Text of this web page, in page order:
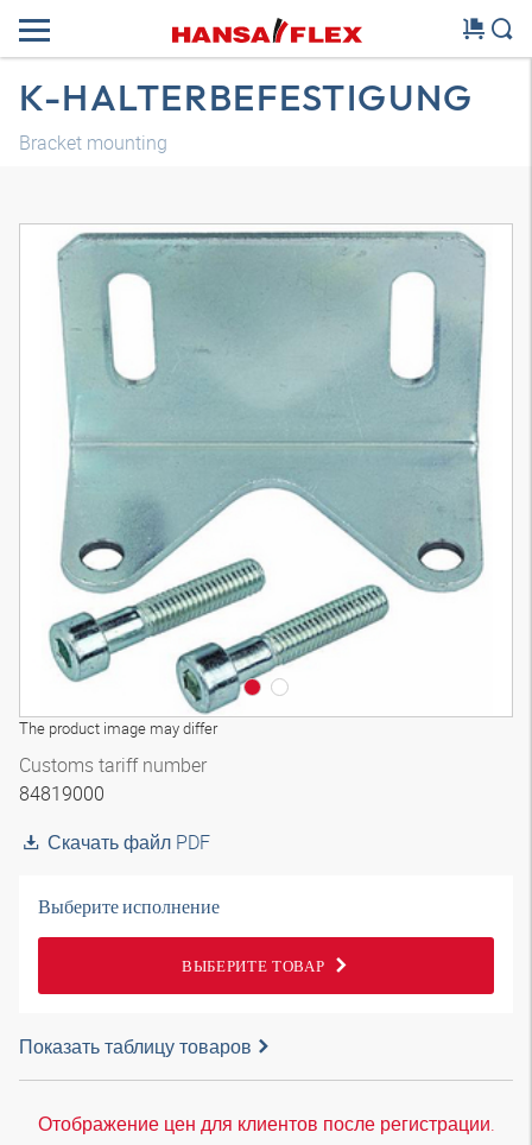
K-HALTERBEFESTIGUNG
Bracket mounting
The product image may differ
Трехмерная модель
Customs tariff number
84819000
Скачать файл PDF
Выберите исполнение
ВЫБЕРИТЕ ТОВАР
Показать таблицу товаров
Отображение цен для клиентов после регистрации.